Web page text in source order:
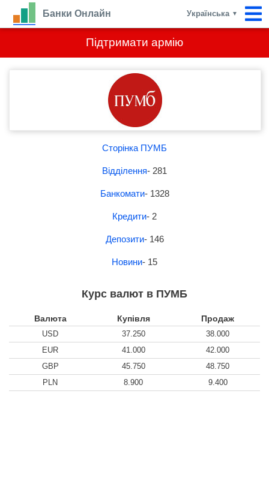
Підтримати армію
Банки Онлайн Українська ▼
Сторінка ПУМБ
Відділення- 281
Банкомати- 1328
Кредити- 2
Депозити- 146
Новини- 15
Курс валют в ПУМБ
Валюта Купівля Продаж
USD 37.250
38.000
EUR
41.000
42.000
GBP
45.750
48.750
PLN
8.900 9.400